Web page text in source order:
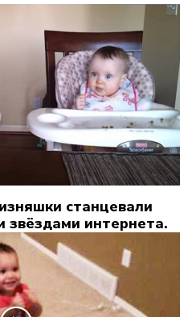
станцевали
звёздами интернета.